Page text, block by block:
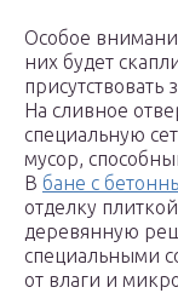
Особое
них будет
присутствовать
На сливное
специальную
мусор,
В бане с
отделку
деревянную
специальными
от влаги и